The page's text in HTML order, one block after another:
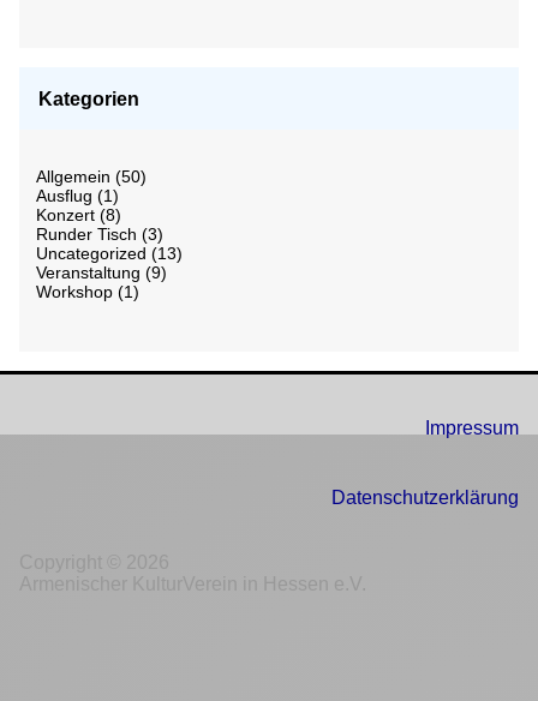
Kategorien
Allgemein (50)
Ausflug (1)
Konzert (8)
Runder Tisch (3)
Uncategorized (13)
Veranstaltung (9)
Workshop (1)
Impressum
Datenschutzerklärung
Armenischer KulturVerein in Hessen e.V.